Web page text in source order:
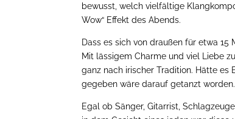
bewusst, welch vielfältige
Wow“ Effekt des Abends.
Dass es sich von draußen für etwa 15
Mit lässigem Charme und viel Liebe
ganz nach irischer Tradition. Hätte
gegeben wäre darauf getanzt worden.
Egal ob Sänger, Gitarrist,